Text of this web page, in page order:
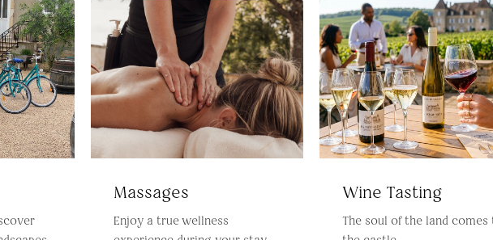
Massages
Enjoy a true wellness
Wine Tasting
The soul of the land comes